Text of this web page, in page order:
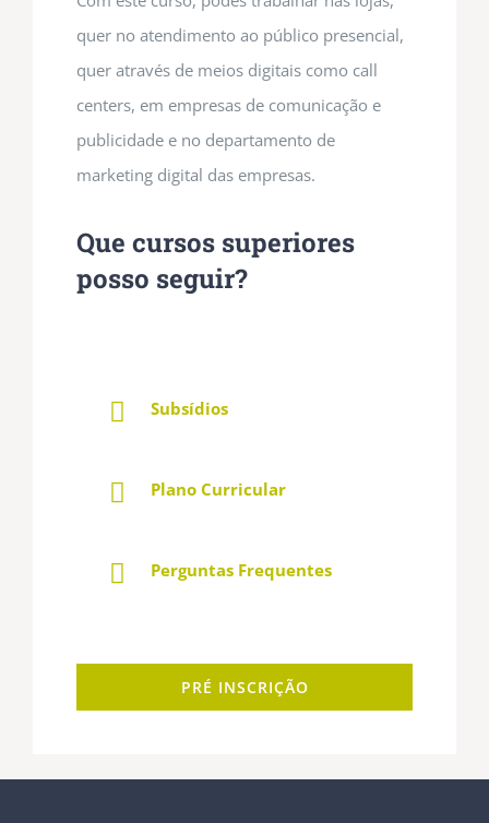
quer no atendimento ao público presencial,
quer através de meios digitais como call
centers, em empresas de comunicação e
publicidade e no departamento de
marketing digital das empresas.
Que cursos superiores
posso seguir?
Subsídios
Plano Curricular
Perguntas Frequentes
PRÉ INSCRIÇÃO